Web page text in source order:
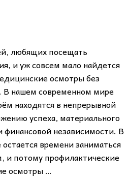
любящих посещать
и уж совсем мало найдется
осмотры без
нашем современном мире
находятся в непрерывной
успеха, материального
финансовой независимости. В
времени заниматься
и потому профилактические
осмотры …